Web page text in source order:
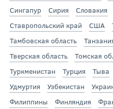
Сингапур
Сирия Словакия
Ставропольский край
США
Тамбовская область
Тверская область
Томская
Туркменистан
Турция Тыва
Удмуртия
Узбекистан
Филиппины
Финляндия